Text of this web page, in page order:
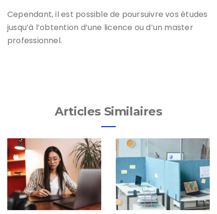
Cependant, il est possible de poursuivre vos études
jusqu’à l’obtention d’une licence ou d’un master
professionnel.
Articles Similaires